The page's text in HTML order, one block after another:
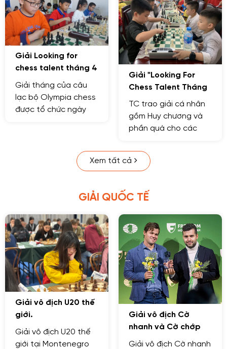
trong thành phố Hà
Nội.
Giải Looking for
chess talent tháng 4
năm 2021
Giải tháng của câu
lạc bộ Olympia chess
được tổ chức ngày
Giải "Looking For
Chess Talent Tháng
1/2021 và vinh danh
học sinh tiêu biểu
của CLB Olympia
TC trao giải cá nhân
gồm Huy chương và
phần quà cho các
thành tích tốt.
Xem tất cả
GIẢI QUỐC TẾ
Giải vô địch U20 thế
giới.
Giải vô địch U20 thế
giới tại Montenegro
Giải vô địch Cờ
nhanh và Cờ chớp
thế giới
Giải vô địch Cờ nhanh